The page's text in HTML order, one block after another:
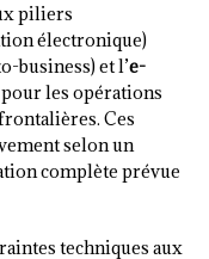
piliers
électronique)
business) et l’e-
les opérations
Ces
selon un
complète prévue
techniques aux